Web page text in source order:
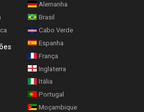
Alemanha
Brasil
Cabo Verde
Espanha
França
Inglaterra
Itália
Portugal
Moçambique